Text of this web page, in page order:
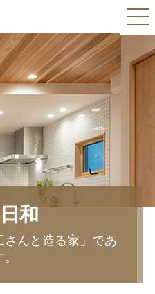
和
んと造る家」であ